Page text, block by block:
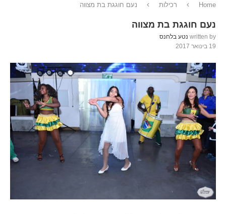
Home רכילות נעם חוגגת בת מצווה
נעם חוגגת בת מצווה
written by נטע בלחנס
19 בינואר 2017